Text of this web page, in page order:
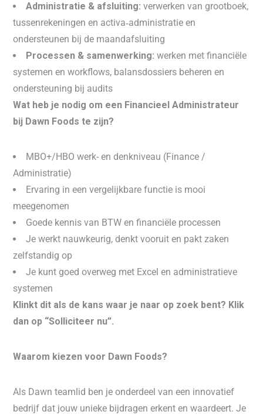
Administratie & afsluiting: verwerken van grootboek,
tussenrekeningen en activa‑administratie en
ondersteunen bij de maandafsluiting
Processen & samenwerking: werken met financiële
systemen en workflows, balansdossiers beheren en
ondersteuning bij audits
Wat heb je nodig om een Financieel Administrateur
bij Dawn Foods te zijn?
MBO+/HBO werk- en denkniveau (Finance /
Administratie)
Ervaring in een vergelijkbare functie is mooi
meegenomen
Goede kennis van BTW en financiële processen
Je werkt nauwkeurig, denkt vooruit en pakt zaken
zelfstandig op
Je kunt goed overweg met Excel en administratieve
systemen
Klinkt dit als de kans waar je naar op zoek bent? Klik
dan op “Solliciteer nu”.
Waarom kiezen voor Dawn Foods?
Als Dawn teamlid ben je onderdeel van een innovatief
bedrijf dat jouw unieke bijdragen erkent en waardeert. Je